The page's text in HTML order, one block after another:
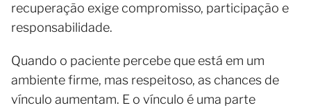
recuperação exige compromisso, participação e
responsabilidade.
Quando o paciente percebe que está em um
ambiente firme, mas respeitoso, as chances de
vínculo aumentam. E o vínculo é uma parte